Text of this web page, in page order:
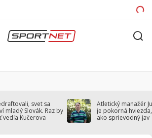
svet sa
mladý Slovák. Raz by
vedľa Kučerova
Atletický manažér
je pokorná
ako sprievodný jav